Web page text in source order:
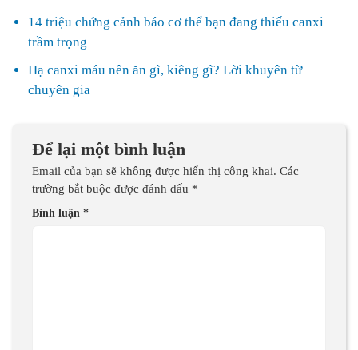
14 triệu chứng cảnh báo cơ thể bạn đang thiếu canxi
trầm trọng
Hạ canxi máu nên ăn gì, kiêng gì? Lời khuyên từ
chuyên gia
Để lại một bình luận
Email của bạn sẽ không được hiển thị công khai. Các
trường bắt buộc được đánh dấu *
Bình luận *